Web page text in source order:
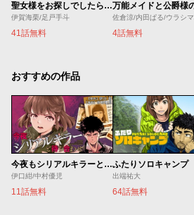
聖女様をお探しでしたら妹で間違いありません。さあどうぞお連れください、今すぐ。
伊賀海栗/足戸手斗
41話無料 4話無料
おすすめの作品
今夜もシリアルキラーと待ち合わせ
伊口紺/中村優児
11話無料
ふたりソロキャンプ
出端祐大
64話無料